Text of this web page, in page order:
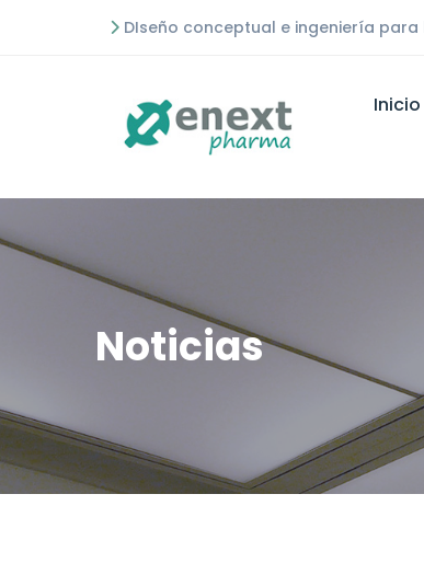
DIseño conceptual e ingeniería
Inicio
Noticias